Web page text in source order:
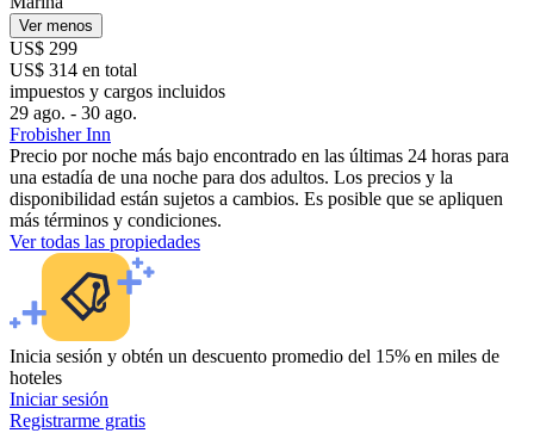
Ver menos
US$ 299
US$ 314 en total
impuestos y cargos incluidos
29 ago. - 30 ago.
Frobisher Inn
Precio por noche más bajo encontrado en las últimas 24 horas para
una estadía de una noche para dos adultos. Los precios y la
disponibilidad están sujetos a cambios. Es posible que se apliquen
más términos y condiciones.
Ver todas las propiedades
Inicia sesión y obtén un descuento promedio del 15% en miles de
hoteles
Iniciar sesión
Registrarme gratis